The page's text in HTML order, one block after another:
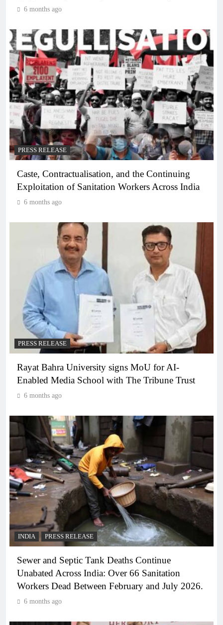
6 months ago
PRESS RELEASE
Caste, Contractualisation, and the Continuing
Exploitation of Sanitation Workers Across India
6 months ago
PRESS RELEASE
Rayat Bahra University signs MoU for AI-
Enabled Media School with The Tribune Trust
6 months ago
INDIA PRESS RELEASE
Sewer and Septic Tank Deaths Continue
Unabated Across India: Over 66 Sanitation
Workers Dead Between February and July 2026.
6 months ago